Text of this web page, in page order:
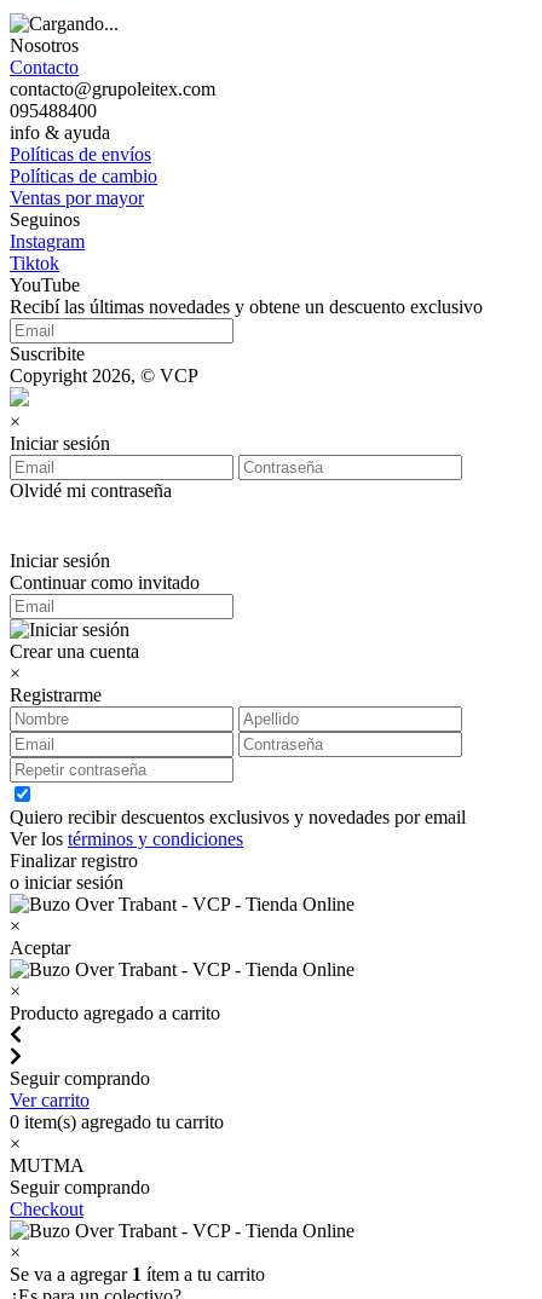
Nosotros
Contacto
contacto@grupoleitex.com
095488400
info & ayuda
Políticas de envíos
Políticas de cambio
Ventas por mayor
Seguinos
Instagram
Tiktok
YouTube
Recibí las últimas novedades y obtene un descuento exclusivo
Suscribite
Copyright 2026, © VCP
×
Iniciar sesión
Olvidé mi contraseña
Iniciar sesión
Continuar como invitado
Crear una cuenta
×
Registrarme
Quiero recibir descuentos exclusivos y novedades por email
Ver los términos y condiciones
Finalizar registro
o iniciar sesión
×
Aceptar
×
Producto agregado a carrito
Seguir comprando
Ver carrito
0 item(s) agregado tu carrito
×
MUTMA
Seguir comprando
Checkout
×
Se va a agregar 1 ítem a tu carrito